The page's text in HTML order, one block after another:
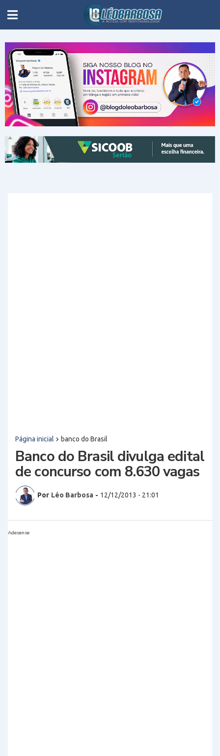
Página inicial banco do Brasil
Banco do Brasil divulga edital
de concurso com 8.630 vagas
Por Léo Barbosa - 12/12/2013 - 21:01
Adesense